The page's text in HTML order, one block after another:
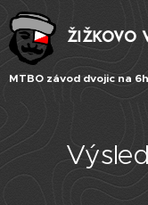
ŽIŽKOVO
MTBO závod dvojic na 6h